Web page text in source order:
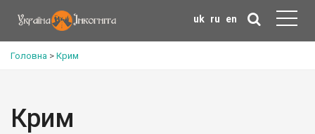
uk ru en
Головна > Крим
Крим